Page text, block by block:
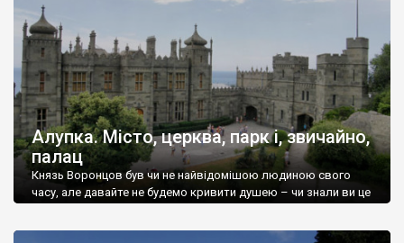
Алупка. Місто, церква, парк і, звичайно,
палац
Князь Воронцов був чи не найвідомішою людиною свого
часу, але давайте не будемо кривити душею – чи знали ви це